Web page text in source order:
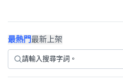
最熱門最新上架